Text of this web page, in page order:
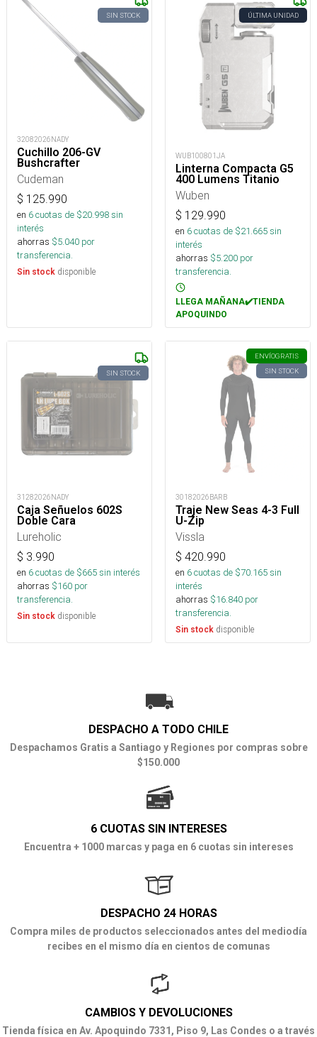
SIN STOCK
32082026NADY
Cuchillo 206-GV
Bushcrafter
Cudeman
$ 125.990
en 6cuotas de $20.998sin
interés
ahorras $5.040 por
transferencia.
Sin stock disponible
ÚLTIMA UNIDAD
WUB100801JA
Linterna Compacta G5
400 Lumens Titanio
Wuben
$ 129.990
en 6cuotas de $21.665sin
interés
ahorras $5.200 por
transferencia.
LLEGA MAÑANA✔️TIENDA
APOQUINDO
SIN STOCK
31282026NADY
Caja Señuelos 602S
Doble Cara
Lureholic
$ 3.990
en 6cuotas de $665sin interés
ahorras $160 por
transferencia.
Sin stock disponible
ENVÍOGRATIS
SIN STOCK
30182026BARB
Traje New Seas 4-3 Full
U-Zip
Vissla
$ 420.990
en 6cuotas de $70.165sin
interés
ahorras $16.840 por
transferencia.
Sin stock disponible
DESPACHO A TODO CHILE
Despachamos Gratis a Santiago y Regiones por compras sobre
$150.000
6 CUOTAS SIN INTERESES
Encuentra + 1000 marcas y paga en 6 cuotas sin intereses
DESPACHO 24 HORAS
Compra miles de productos seleccionados antes del mediodía
recibes en el mismo día en cientos de comunas
CAMBIOS Y DEVOLUCIONES
Tienda física en Av. Apoquindo 7331, Piso 9, Las Condes o a través